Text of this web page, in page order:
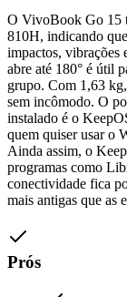
O VivoBook Go 15
810H, indicando
impactos, vibrações
abre até 180° é útil
grupo. Com 1,63
sem incômodo. O
instalado é o
quem quiser usar o
Ainda assim, o
programas como
conectividade fica
mais antigas que as
Prós